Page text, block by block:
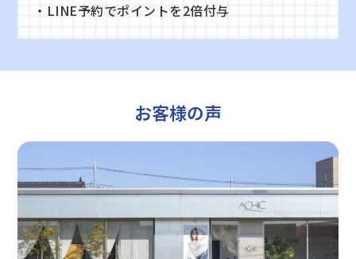
・LINE予約でポイントを2倍付与
お客様の声